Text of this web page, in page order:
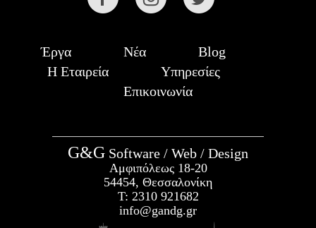
Έργα Νέα
Blog
Η Εταιρεία
Υπηρεσίες
Επικοινωνία
G&G Software / Web / Design
Αμφιπόλεως 18-20
54454, Θεσσαλονίκη
Τ: 2310 921682
info@gandg.gr